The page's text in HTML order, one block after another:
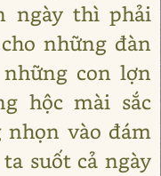
ngày thì phải
những đàn
con lợn
hộc mài sắc
nhọn vào đám
suốt cả ngày